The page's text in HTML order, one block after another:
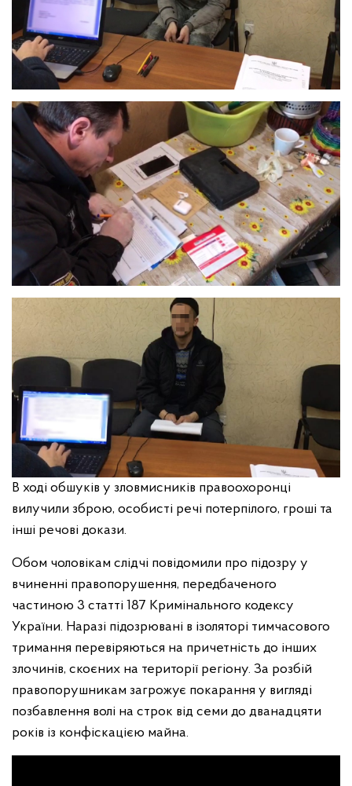
В ході обшуків у зловмисників правоохоронці
вилучили зброю, особисті речі потерпілого, гроші та
інші речові докази.
Обом чоловікам слідчі повідомили про підозру у
вчиненні правопорушення, передбаченого
частиною 3 статті 187 Кримінального кодексу
України. Наразі підозрювані в ізоляторі тимчасового
тримання перевіряються на причетність до інших
злочинів, скоєних на території регіону. За розбій
правопорушникам загрожує покарання у вигляді
позбавлення волі на строк від семи до дванадцяти
років із конфіскацією майна.